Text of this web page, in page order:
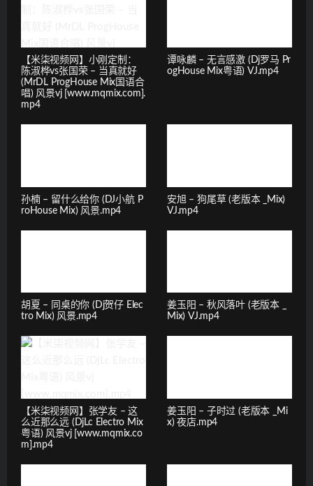
【米柒视频网】小刚定制：
陈淑桦vs张国荣 – 当真就好
(MrDL ProgHouse Mix国语合
唱) 风景vj [www.mqmix.com].
mp4
谭咏麟 – 无言感激 (Dj罗马 Pr
ogHouse Mix粤语) VJ.mp4
孙楠 – 留什么给你 (DJ小航 P
roHouse Mix) 风景.mp4
安旭 – 狗尾草 (老版本 _Mix)
VJ.mp4
胡夏 – 同桌的你 (Dj贺仔 Elec
tro Mix) 风景.mp4
姜玉阳 – 秋风落叶 (老版本 _
Mix) VJ.mp4
【米柒视频网】张学友 – 这
么近那么远 (DjLc Electro Mix
粤语) 风景vj [www.mqmix.co
m].mp4
姜玉阳 – 子时过 (老版本 _Mi
x) 夜店.mp4